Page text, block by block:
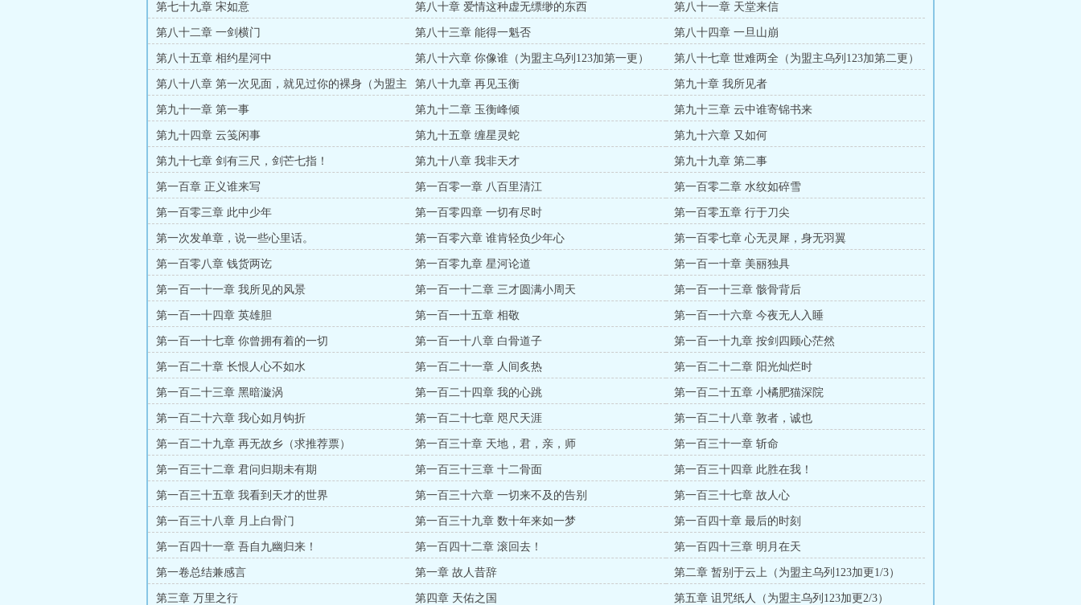
第七十九章 宋如意 第八十章 爱情这种虚无缥缈的东西 第八十一章 天堂来信
第八十二章 一剑横门 第八十三章 能得一魁否 第八十四章 一旦山崩
第八十五章 相约星河中 第八十六章 你像谁（为盟主乌列123加第一更） 第八十七章 世难两全（为盟主乌列123加第二更）
第八十八章 第一次见面，就见过你的裸身（为盟主
乌列123加第三更）
第八十九章 再见玉衡 第九十章 我所见者
第九十一章 第一事 第九十二章 玉衡峰倾 第九十三章 云中谁寄锦书来
第九十四章 云笺闲事 第九十五章 缠星灵蛇 第九十六章 又如何
第九十七章 剑有三尺，剑芒七指！ 第九十八章 我非天才 第九十九章 第二事
第一百章 正义谁来写 第一百零一章 八百里清江 第一百零二章 水纹如碎雪
第一百零三章 此中少年 第一百零四章 一切有尽时 第一百零五章 行于刀尖
第一次发单章，说一些心里话。 第一百零六章 谁肯轻负少年心 第一百零七章 心无灵犀，身无羽翼
第一百零八章 钱货两讫 第一百零九章 星河论道 第一百一十章 美丽独具
第一百一十一章 我所见的风景 第一百一十二章 三才圆满小周天 第一百一十三章 骸骨背后
第一百一十四章 英雄胆 第一百一十五章 相敬 第一百一十六章 今夜无人入睡
第一百一十七章 你曾拥有着的一切 第一百一十八章 白骨道子 第一百一十九章 按剑四顾心茫然
第一百二十章 长恨人心不如水 第一百二十一章 人间炙热 第一百二十二章 阳光灿烂时
第一百二十三章 黑暗漩涡 第一百二十四章 我的心跳 第一百二十五章 小橘肥猫深院
第一百二十六章 我心如月钩折 第一百二十七章 咫尺天涯 第一百二十八章 敦者，诚也
第一百二十九章 再无故乡（求推荐票） 第一百三十章 天地，君，亲，师 第一百三十一章 斩命
第一百三十二章 君问归期未有期 第一百三十三章 十二骨面 第一百三十四章 此胜在我！
第一百三十五章 我看到天才的世界 第一百三十六章 一切来不及的告别 第一百三十七章 故人心
第一百三十八章 月上白骨门 第一百三十九章 数十年来如一梦 第一百四十章 最后的时刻
第一百四十一章 吾自九幽归来！ 第一百四十二章 滚回去！ 第一百四十三章 明月在天
第一卷总结兼感言 第一章 故人昔辞 第二章 暂别于云上（为盟主乌列123加更1/3）
第三章 万里之行 第四章 天佑之国 第五章 诅咒纸人（为盟主乌列123加更2/3）